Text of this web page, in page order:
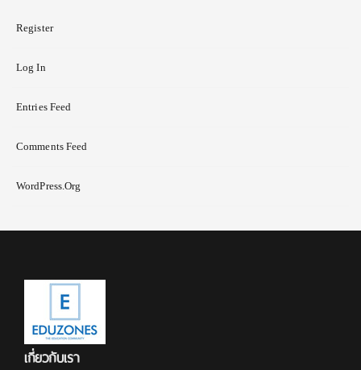
Register
Log In
Entries Feed
Comments Feed
WordPress.org
เกี่ยวกับเรา